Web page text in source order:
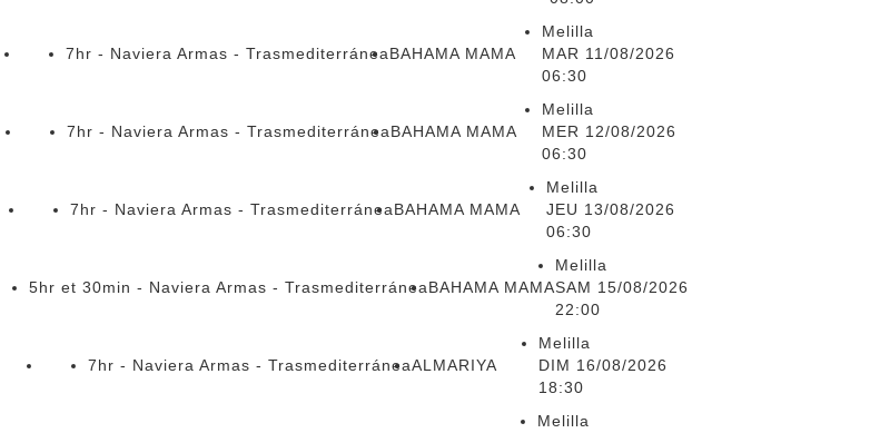
7hr - Naviera Armas - TrasmediterráneaBAHAMA MAMA
Melilla
MAR 11/08/2026
06:30
7hr - Naviera Armas - TrasmediterráneaBAHAMA MAMA
Melilla
MER 12/08/2026
06:30
7hr - Naviera Armas - TrasmediterráneaBAHAMA MAMA
Melilla
JEU 13/08/2026
06:30
5hr et 30min - Naviera Armas - TrasmediterráneaBAHAMA MAMA
Melilla
SAM 15/08/2026
22:00
7hr - Naviera Armas - TrasmediterráneaALMARIYA
Melilla
DIM 16/08/2026
18:30
Melilla